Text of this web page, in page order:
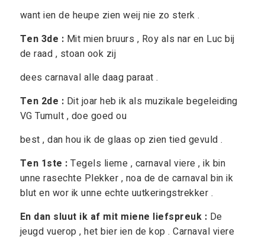
want ien de heupe zien weij nie zo sterk .
Ten 3de : Mit mien bruurs , Roy als nar en Luc bij
de raad , stoan ook zij
dees carnaval alle daag paraat .
Ten 2de : Dit joar heb ik als muzikale begeleiding
VG Tumult , doe goed ou
best , dan hou ik de glaas op zien tied gevuld .
Ten 1ste : Tegels lieme , carnaval viere , ik bin
unne rasechte Plekker , noa de de carnaval bin ik
blut en wor ik unne echte uutkeringstrekker .
En dan sluut ik af mit miene liefspreuk : De
jeugd vuerop , het bier ien de kop . Carnaval viere